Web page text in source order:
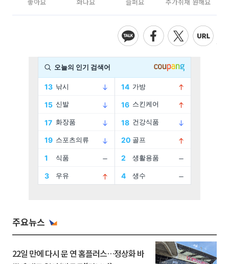
주요뉴스
22일 만에 다시 문 연 홈플러스…정상화 바